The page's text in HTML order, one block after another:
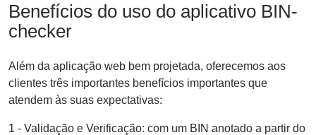
Benefícios do uso do aplicativo BIN-
checker
Além da aplicação web bem projetada, oferecemos aos
clientes três importantes benefícios importantes que
atendem às suas expectativas:
1 - Validação e Verificação: com um BIN anotado a partir do